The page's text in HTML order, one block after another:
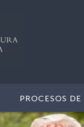
PROCESOS DE